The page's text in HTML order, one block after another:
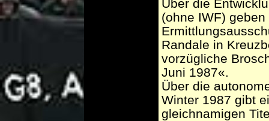
Über die
(ohne IWF)
Randale in
vorzügliche
Juni 1987«.
Über die
Winter 1987 gibt
gleichnamigen